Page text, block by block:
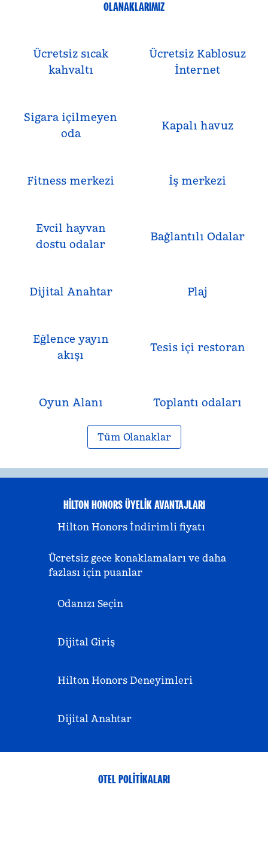
OLANAKLARIMIZ
Ücretsiz sıcak
kahvaltı
Ücretsiz Kablosuz
İnternet
Sigara içilmeyen
oda
Kapalı havuz
Fitness merkezi İş merkezi
Evcil hayvan
dostu odalar
Bağlantılı Odalar
Dijital Anahtar Plaj
Eğlence yayın
akışı
Tesis içi restoran
Oyun Alanı Toplantı odaları
Tüm Olanaklar
HILTON HONORS ÜYELIK AVANTAJLARI
Hilton Honors İndirimli fiyatı
Ücretsiz gece konaklamaları ve daha
fazlası için puanlar
Odanızı Seçin
Dijital Giriş
Hilton Honors Deneyimleri
Dijital Anahtar
OTEL POLITIKALARI